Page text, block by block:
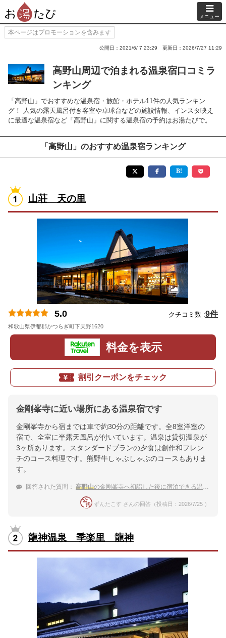
メニュー
本ページはプロモーションを含みます
公開日：2021/6/ 7 23:29 更新日：2026/7/27 11:29
高野山周辺で泊まれる温泉宿口コミラ
ンキング
「高野山」でおすすめな温泉宿・旅館・ホテル11件の人気ランキン
グ！ 人気の露天風呂付き客室や卓球台などの施設情報、インスタ映え
に最適な温泉宿など「高野山」に関する温泉宿の予約はお湯たびで。
「高野山」のおすすめ温泉宿ランキング
山荘 天の里
5.0 クチコミ数 :9件
和歌山県伊都郡かつらぎ町下天野1620
料金を表示
割引クーポンをチェック
金剛峯寺に近い場所にある温泉宿です
金剛峯寺から宿までは車で約30分の距離です。全8室洋室の
宿で、全室に半露天風呂が付いています。温泉は貸切温泉が
3ヶ所あります。スタンダードプランの夕食は創作和フレン
チのコース料理です。熊野牛しゃぶしゃぶのコースもありま
す。
回答された質問： 高野山の金剛峯寺へ初詣した後に宿泊できる温泉宿
ずんたこす さんの回答（投稿日：2026/7/25 ）
龍神温泉 季楽里 龍神